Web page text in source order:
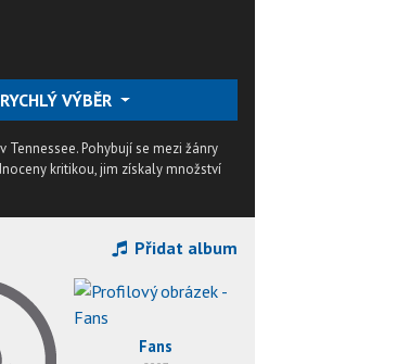
RYCHLÝ VÝBĚR
Pohybují se mezi žánry
kritikou, jim získaly množství
Přidat album
Fans